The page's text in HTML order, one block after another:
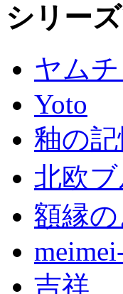
シリー
ヤム
Yoto
釉の
北欧
額縁
吉祥